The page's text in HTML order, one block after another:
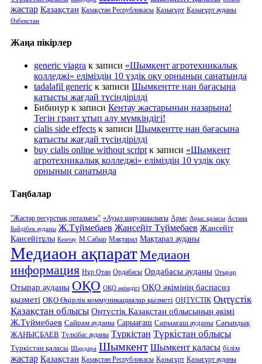
жастар Қазақстан Қазақстан Республикасы Қазығұрт Қазығұрт ауданы
Өзбекстан
Жаңа пікірлер
generic viagra к записи «Шымкент агротехникалық
колледжі» еліміздің 10 үздік оқу орнының санатында
tadalafil generic к записи Шымкентте нан бағасына
қатысты жағдай түсіндірілді
Бибинур к записи Кентау жастарының назарына!
Тегін грант ұтып алу мүмкіндігі!
cialis side effects к записи Шымкентте нан бағасына
қатысты жағдай түсіндірілді
buy cialis online without script к записи «Шымкент
агротехникалық колледжі» еліміздің 10 үздік оқу
орнының санатында
Таңбалар
"Жастар ресурстық орталығы" «Ауыл шаруашылығы Арыс Арыс қаласы Астана
Бәйдібек ауданы Ж.Түймебаев Жансейіт Түймебаев Жансейіт
Қансейітұлы Кентау М.Сабыр Мақтарал Мақтарал ауданы
Медиаон ақпаратМедиаон
информация Нұр Отан Ордабасы Ордабасы ауданы Отырар
Отырар ауданы ОҚО ОҚО әкімдігі ОҚО әкімінің баспасөз
қызметі ОҚО Өңірлік коммуникациялар қызметі ОҢТҮСТІК Оңтүстік
Қазақстан облысы Оңтүстік Қазақстан облысының әкімі
Ж.Түймебаев Сайрам ауданы Сарыағаш Сарыағаш ауданы Сағындық
ЖАНЫСБАЕВ Түлкібас ауданы Түркістан Түркістан облысы
Түркістан қаласы Шардара Шымкент Шымкент қаласы білім
жастар Қазақстан Қазақстан Республикасы Қазығұрт Қазығұрт ауданы